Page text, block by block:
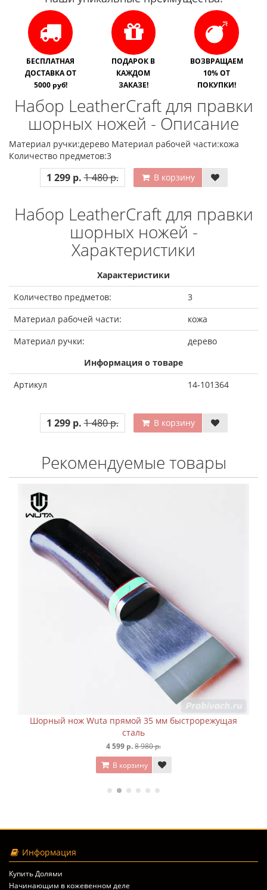
БЕСПЛАТНАЯ
ДОСТАВКА ОТ
5000 руб!
ПОДАРОК В
КАЖДОМ
ЗАКАЗЕ!
ВОЗВРАЩАЕМ
10% ОТ
ПОКУПКИ!
Набор LeatherCraft для правки
шорных ножей - Описание
Материал ручки:дерево Материал рабочей части:кожа
Количество предметов:3
1 299 р. 1 480 р. В корзину
Набор LeatherCraft для правки
шорных ножей -
Характеристики
Характеристики
Количество предметов:
3
Материал рабочей части:
кожа
Материал ручки:
дерево
Информация о товаре
Артикул
14-101364
1 299 р. 1 480 р. В корзину
Рекомендуемые товары
Шорный нож Wuta прямой 35 мм быстрорежущая
сталь
4 599 р.8 980 р.
В корзину
Информация
Купить Долями
Начинающим в кожевенном деле